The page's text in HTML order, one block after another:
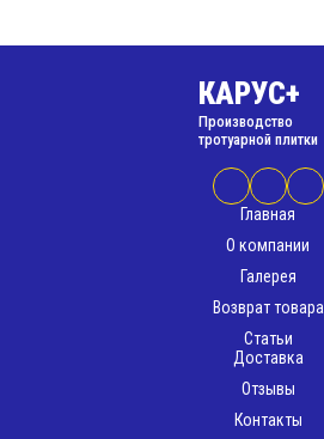
КАРУС+
Производство
тротуарной плитки
Главная
О компании
Галерея
Возврат товара
Статьи
Доставка
Отзывы
Контакты